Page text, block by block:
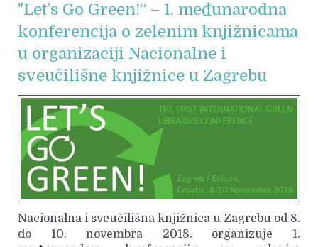
"Let’s Go Green!“ – 1. međunarodna
konferencija o zelenim knjižnicama
u organizaciji Nacionalne i
sveučilišne knjižnice u Zagrebu
Nacionalna i sveučilišna knjižnica u Zagrebu od 8.
do 10. novembra 2018. organizuje 1.